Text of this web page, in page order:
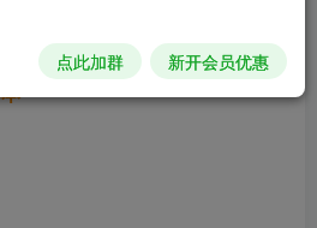
点此加群 新开会员优惠